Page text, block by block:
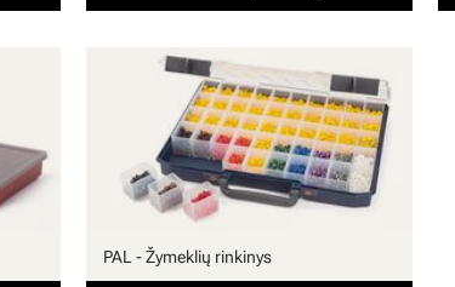
PAL - Žymeklių rinkinys